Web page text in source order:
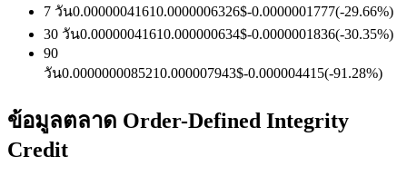
คัดลอกการซื้อขาย
7 วัน0.00000041610.0000006326$-0.0000001777(-29.66%)
30 วัน0.00000041610.000000634$-0.0000001836(-30.35%)
90
วัน0.0000000085210.000007943$-0.000004415(-91.28%)
ข้อมูลตลาด Order-Defined Integrity
Credit